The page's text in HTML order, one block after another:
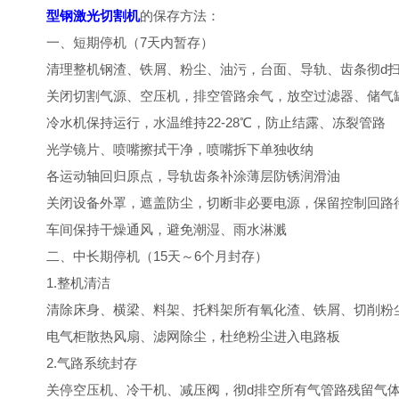
型钢激光切割机的保存方法：
一、短期停机（7天内暂存）
清理整机钢渣、铁屑、粉尘、油污，台面、导轨、齿条彻d
关闭切割气源、空压机，排空管路余气，放空过滤器、储气
冷水机保持运行，水温维持22-28℃，防止结露、冻裂管路
光学镜片、喷嘴擦拭干净，喷嘴拆下单独收纳
各运动轴回归原点，导轨齿条补涂薄层防锈润滑油
关闭设备外罩，遮盖防尘，切断非必要电源，保留控制回路
车间保持干燥通风，避免潮湿、雨水淋溅
二、中长期停机（15天～6个月封存）
1.整机清洁
清除床身、横梁、料架、托料架所有氧化渣、铁屑、切削粉
电气柜散热风扇、滤网除尘，杜绝粉尘进入电路板
2.气路系统封存
关停空压机、冷干机、减压阀，彻d排空所有气管路残留气